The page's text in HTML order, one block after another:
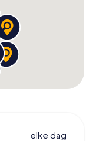
elke dag